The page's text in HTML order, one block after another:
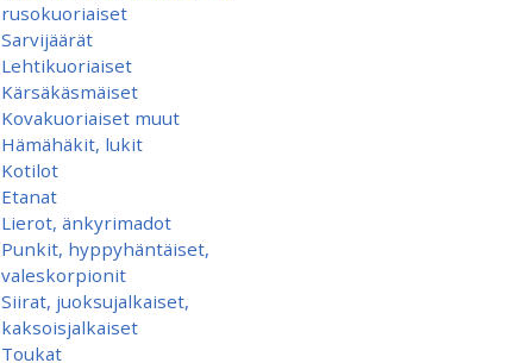
rusokuoriaiset
Sarvijäärät
Lehtikuoriaiset
Kärsäkäsmäiset
Kovakuoriaiset muut
Hämähäkit, lukit
Kotilot
Etanat
Lierot, änkyrimadot
Punkit, hyppyhäntäiset,
valeskorpionit
Siirat, juoksujalkaiset,
kaksoisjalkaiset
Toukat